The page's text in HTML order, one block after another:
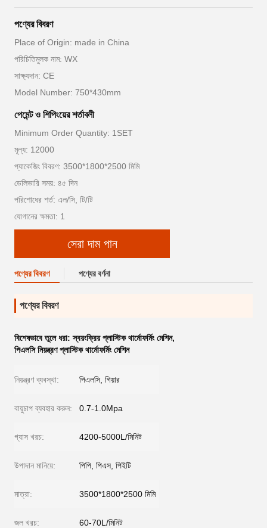
পণ্যের বিবরণ
Place of Origin: made in China
পরিচিতিমুলক নাম: WX
সাক্ষ্যদান: CE
Model Number: 750*430mm
পেমেন্ট ও শিপিংয়ের শর্তাবলী
Minimum Order Quantity: 1SET
মূল্য: 12000
প্যাকেজিং বিবরণ: 3500*1800*2500 মিমি
ডেলিভারি সময়: ৪৫ দিন
পরিশোধের শর্ত: এল/সি, টি/টি
যোগানের ক্ষমতা: 1
সেরা দাম পান
পণ্যের বিবরণ পণ্যের বর্ণনা
পণ্যের বিবরণ
বিশেষভাবে তুলে ধরা:স্বয়ংক্রিয় প্লাস্টিক থার্মোফর্মিং মেশিন,
পিএলসি নিয়ন্ত্রণ প্লাস্টিক থার্মোফর্মিং মেশিন
নিয়ন্ত্রণ ব্যবস্থা: পিএলসি, গিয়ার
বায়ুচাপ ব্যবহার করুন: 0.7-1.0Mpa
গ্যাস খরচ: 4200-5000L/মিনিট
উপাদান মানিয়ে: পিপি, পিএস, পিইটি
মাত্রা: 3500*1800*2500 মিমি
জল খরচ: 60-70L/মিনিট